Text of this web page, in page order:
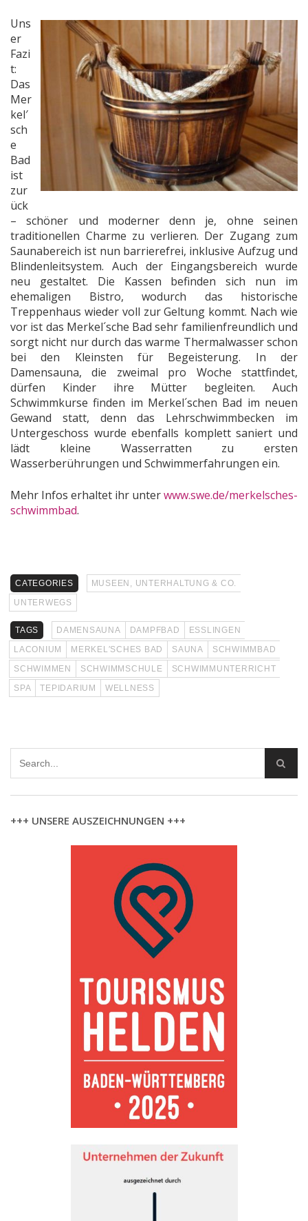
Uns
er
Fazi
t:
Das
Mer
kel′
sch
e
Bad
ist
zur
ück
– schöner und moderner denn je, ohne seinen
traditionellen Charme zu verlieren. Der Zugang zum
Saunabereich ist nun barrierefrei, inklusive Aufzug und
Blindenleitsystem. Auch der Eingangsbereich wurde
neu gestaltet. Die Kassen befinden sich nun im
ehemaligen Bistro, wodurch das historische
Treppenhaus wieder voll zur Geltung kommt. Nach wie
vor ist das Merkel´sche Bad sehr familienfreundlich und
sorgt nicht nur durch das warme Thermalwasser schon
bei den Kleinsten für Begeisterung. In der
Damensauna, die zweimal pro Woche stattfindet,
dürfen Kinder ihre Mütter begleiten. Auch
Schwimmkurse finden im Merkel´schen Bad im neuen
Gewand statt, denn das Lehrschwimmbecken im
Untergeschoss wurde ebenfalls komplett saniert und
lädt kleine Wasserratten zu ersten
Wasserberührungen und Schwimmerfahrungen ein.
Mehr Infos erhaltet ihr unterwww.swe.de/merkelsches-
schwimmbad.
CATEGORIES
MUSEEN, UNTERHALTUNG & CO.
UNTERWEGS
TAGS DAMENSAUNA DAMPFBAD
ESSLINGEN
LACONIUM
MERKEL′SCHES BAD SAUNA
SCHWIMMBAD
SCHWIMMEN
SCHWIMMSCHULE
SCHWIMMUNTERRICHT
SPA
TEPIDARIUM WELLNESS
+++ UNSERE AUSZEICHNUNGEN +++